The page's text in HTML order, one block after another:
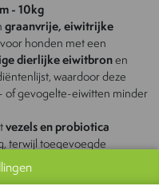
- 10kg
graanvrije, eiwitrijke
honden met een
dierlijke eiwitbronen
waardoor deze
of gevogelte-eiwitten minder
vezels en probiotica
terwijl toegevoegde
aan het behoud van
of vulstoffen